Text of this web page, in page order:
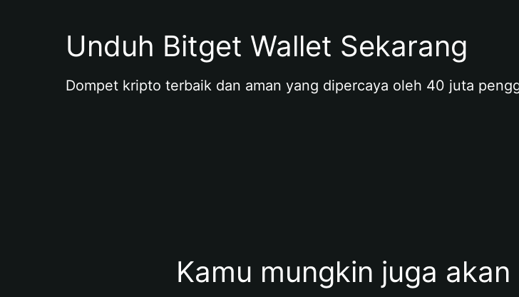
Unduh Bitget Wallet Sekarang
Dompet kripto terbaik dan aman yang dipercaya oleh 40 juta
Kamu mungkin juga